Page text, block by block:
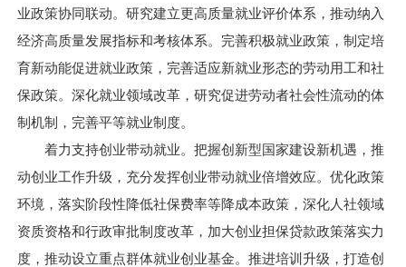
业政策协同联动。研究建立更高质量就业评价体系，推动纳入
经济高质量发展指标和考核体系。完善积极就业政策，制定培
育新动能促进就业政策，完善适应新就业形态的劳动用工和社
保政策。深化就业领域改革，研究促进劳动者社会性流动的体
制机制，完善平等就业制度。
着力支持创业带动就业。把握创新型国家建设新机遇，推
动创业工作升级，充分发挥创业带动就业倍增效应。优化政策
环境，落实阶段性降低社保费率等降成本政策，深化人社领域
资质资格和行政审批制度改革，加大创业担保贷款政策落实力
度，推动设立重点群体就业创业基金。推进培训升级，打造创